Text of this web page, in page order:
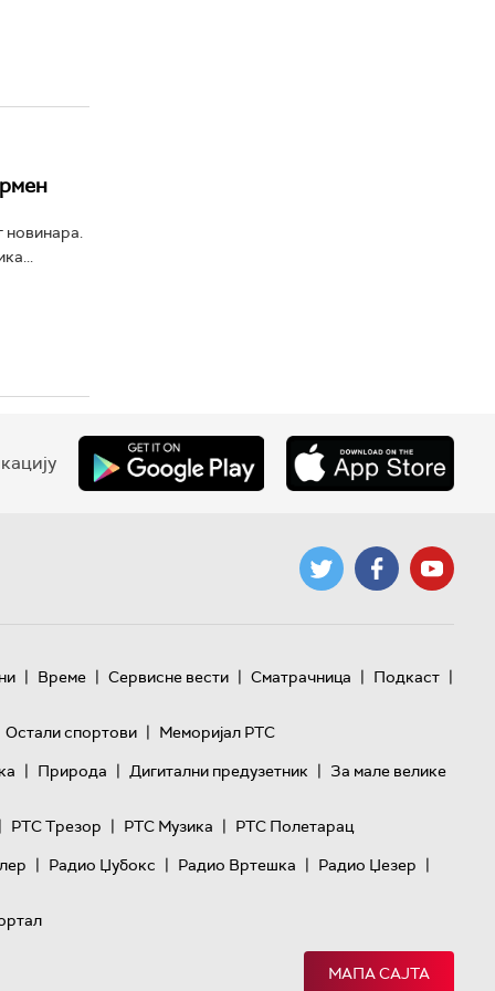
новинара.
| Време | Сервисне вести | Сматрачница | Подкаст |
Остали спортови | Меморијал РТС
| Природа | Дигитални предузетник | За мале велике
| РТС Трезор | РТС Музика | РТС Полетарац
| Радио Џубокс | Радио Вртешка | Радио Џезер |
МАПА САЈТА